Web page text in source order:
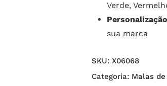
Verde,
sua marca
SKU: X06068
Categoria: Malas